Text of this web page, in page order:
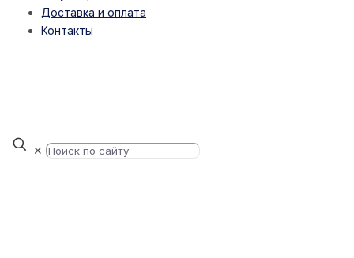
Доставка и оплата
Контакты
✕